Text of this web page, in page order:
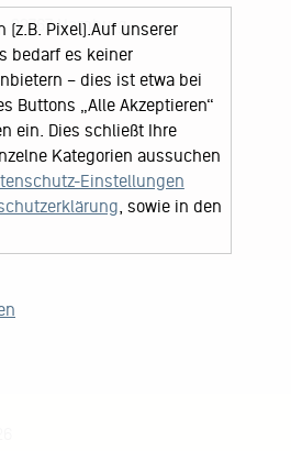
22767 Hamburg
Pixel).Auf unserer
bedarf es keiner
– dies ist etwa bei
Buttons „Alle Akzeptieren“
ein. Dies schließt Ihre
Kategorien aussuchen
Einstellungen
, sowie in den